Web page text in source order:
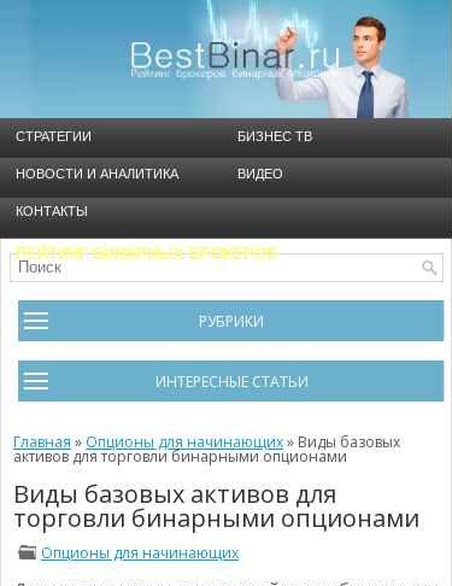
СТРАТЕГИИ БИЗНЕС ТВ
НОВОСТИ И АНАЛИТИКА ВИДЕО
КОНТАКТЫ
РЕЙТИНГ БИНАРНЫХ БРОКЕРОВ
РУБРИКИ
Брокеры
Видео
Инструменты
Новости и Аналитика
Общая информация
Определения
ИНТЕРЕСНЫЕ СТАТЬИ
Черный список брокеров
Ошибки в бинарном трейдинге
Психологии трейдинга
Главная » Опционы для начинающих» Виды базовых
активов для торговли бинарными опционами
Виды базовых активов для
торговли бинарными опционами
Опционы для начинающих